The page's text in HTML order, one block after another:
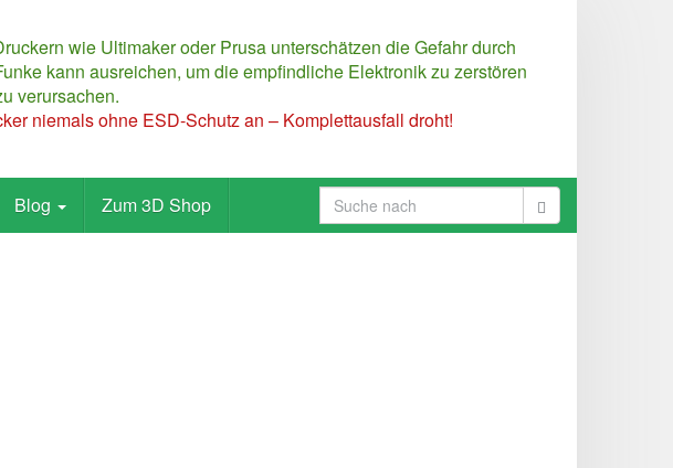
wie Ultimaker oder Prusa unterschätzen die Gefahr durch
kann ausreichen, um die empfindliche Elektronik zu zerstören
verursachen.
niemals ohne ESD-Schutz an – Komplettausfall droht!
Blog Zum 3D Shop